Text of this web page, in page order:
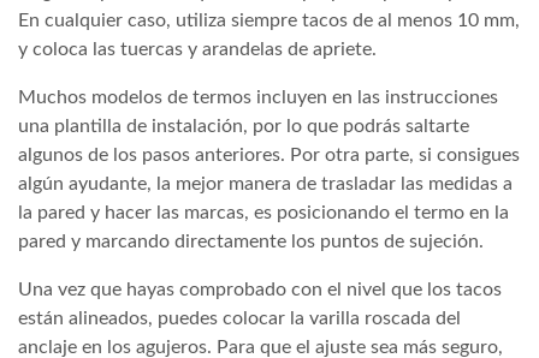
En cualquier caso, utiliza siempre tacos de al menos 10 mm,
y coloca las tuercas y arandelas de apriete.
Muchos modelos de termos incluyen en las instrucciones
una plantilla de instalación, por lo que podrás saltarte
algunos de los pasos anteriores. Por otra parte, si consigues
algún ayudante, la mejor manera de trasladar las medidas a
la pared y hacer las marcas, es posicionando el termo en la
pared y marcando directamente los puntos de sujeción.
Una vez que hayas comprobado con el nivel que los tacos
están alineados, puedes colocar la varilla roscada del
anclaje en los agujeros. Para que el ajuste sea más seguro,